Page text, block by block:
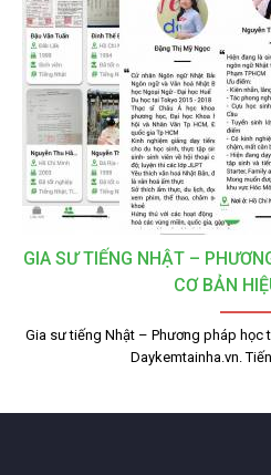
GIA SƯ TIẾNG NHẬT –
CƠ BẢN
Gia sư tiếng Nhật – Phương pháp học
Daykemtainha.vn.